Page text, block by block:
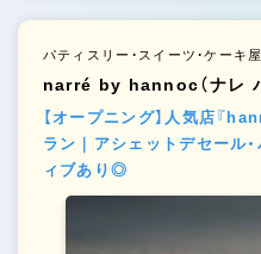
パティスリー・スイーツ・ケーキ
narré by hannoc（ナレ
【オープニング】人気店『
ラン｜アシェットデセール
ィブあり◎